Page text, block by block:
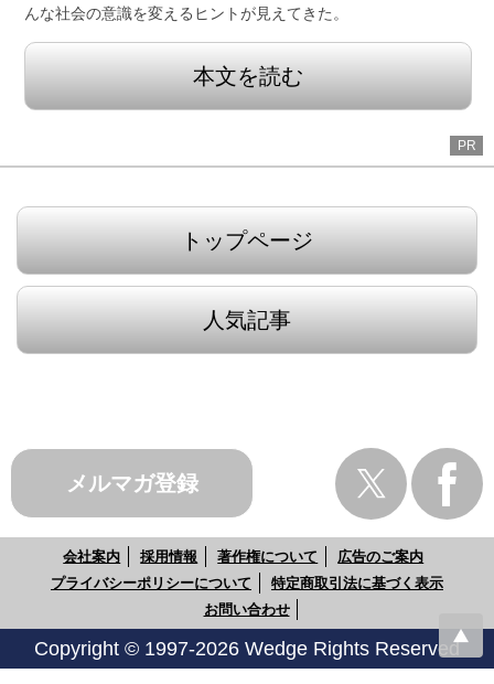
んな社会の意識を変えるヒントが見えてきた。
本文を読む
PR
トップページ
人気記事
メルマガ登録
会社案内 採用情報 著作権について
広告のご案内
プライバシーポリシーについて
特定商取引法に基づく表示
お問い合わせ
Copyright © 1997-2026 Wedge Rights Reserved